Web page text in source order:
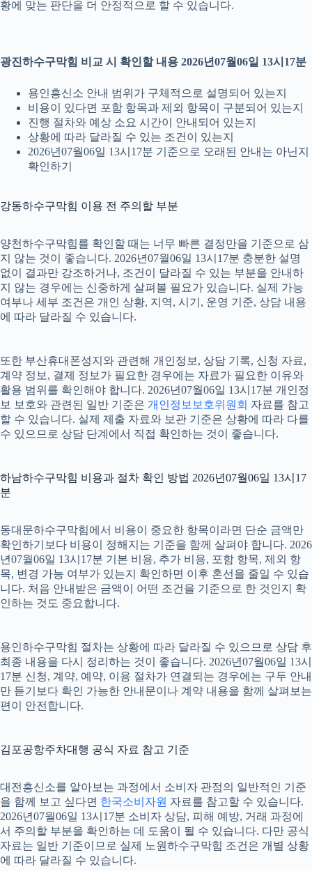
황에 맞는 판단을 더 안정적으로 할 수 있습니다.
광진하수구막힘 비교 시 확인할 내용 2026년07월06일 13시17분
용인흥신소 안내 범위가 구체적으로 설명되어 있는지
비용이 있다면 포함 항목과 제외 항목이 구분되어 있는지
진행 절차와 예상 소요 시간이 안내되어 있는지
상황에 따라 달라질 수 있는 조건이 있는지
2026년07월06일 13시17분 기준으로 오래된 안내는 아닌지
확인하기
강동하수구막힘 이용 전 주의할 부분
양천하수구막힘를 확인할 때는 너무 빠른 결정만을 기준으로 삼
지 않는 것이 좋습니다. 2026년07월06일 13시17분 충분한 설명
없이 결과만 강조하거나, 조건이 달라질 수 있는 부분을 안내하
지 않는 경우에는 신중하게 살펴볼 필요가 있습니다. 실제 가능
여부나 세부 조건은 개인 상황, 지역, 시기, 운영 기준, 상담 내용
에 따라 달라질 수 있습니다.
또한 부산휴대폰성지와 관련해 개인정보, 상담 기록, 신청 자료,
계약 정보, 결제 정보가 필요한 경우에는 자료가 필요한 이유와
활용 범위를 확인해야 합니다. 2026년07월06일 13시17분 개인정
보 보호와 관련된 일반 기준은 개인정보보호위원회 자료를 참고
할 수 있습니다. 실제 제출 자료와 보관 기준은 상황에 따라 다를
수 있으므로 상담 단계에서 직접 확인하는 것이 좋습니다.
하남하수구막힘 비용과 절차 확인 방법 2026년07월06일 13시17
분
동대문하수구막힘에서 비용이 중요한 항목이라면 단순 금액만
확인하기보다 비용이 정해지는 기준을 함께 살펴야 합니다. 2026
년07월06일 13시17분 기본 비용, 추가 비용, 포함 항목, 제외 항
목, 변경 가능 여부가 있는지 확인하면 이후 혼선을 줄일 수 있습
니다. 처음 안내받은 금액이 어떤 조건을 기준으로 한 것인지 확
인하는 것도 중요합니다.
용인하수구막힘 절차는 상황에 따라 달라질 수 있으므로 상담 후
최종 내용을 다시 정리하는 것이 좋습니다. 2026년07월06일 13시
17분 신청, 계약, 예약, 이용 절차가 연결되는 경우에는 구두 안내
만 듣기보다 확인 가능한 안내문이나 계약 내용을 함께 살펴보는
편이 안전합니다.
김포공항주차대행 공식 자료 참고 기준
대전흥신소를 알아보는 과정에서 소비자 관점의 일반적인 기준
을 함께 보고 싶다면 한국소비자원 자료를 참고할 수 있습니다.
2026년07월06일 13시17분 소비자 상담, 피해 예방, 거래 과정에
서 주의할 부분을 확인하는 데 도움이 될 수 있습니다. 다만 공식
자료는 일반 기준이므로 실제 노원하수구막힘 조건은 개별 상황
에 따라 달라질 수 있습니다.